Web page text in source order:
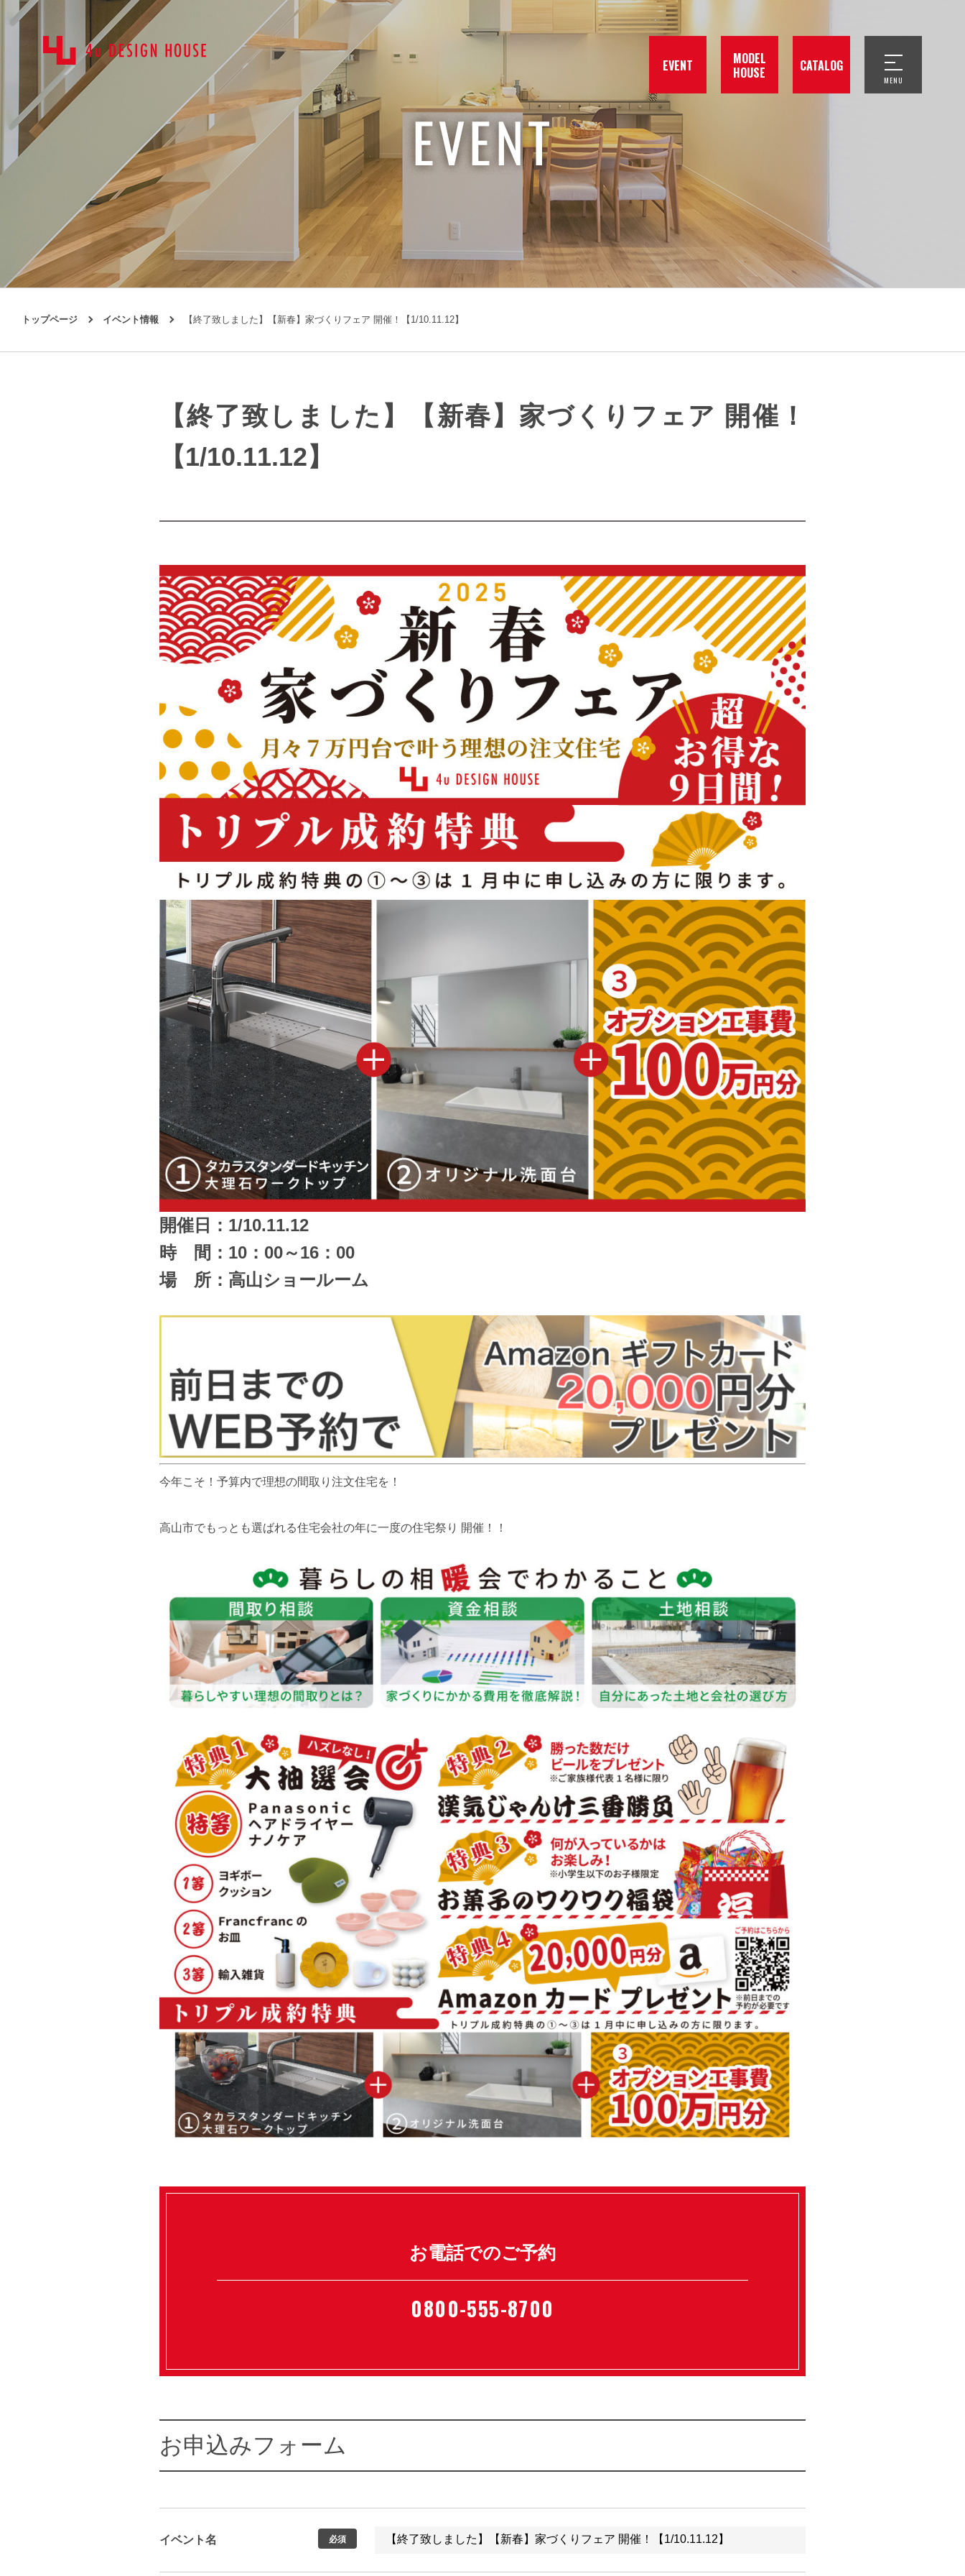
EVENT
MODEL
HOUSE
CATALOG
トップページ イベント情報 【終了致しました】【新春】家づくりフェア 開催！【1/10.11.12】
【終了致しました】【新春】家づくりフェア 開催！
【1/10.11.12】
開催日：1/10.11.12
時 間：10：00～16：00
場 所：高山ショールーム
今年こそ！予算内で理想の間取り注文住宅を！
高山市でもっとも選ばれる住宅会社の年に一度の住宅祭り 開催！！
お電話でのご予約
0800-555-8700
お申込みフォーム
イベント名 必須